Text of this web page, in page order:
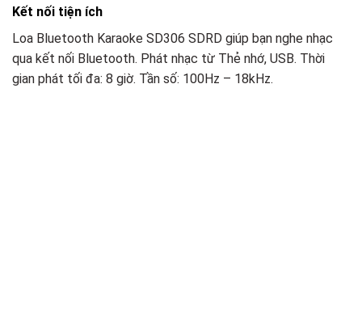
Kết nối tiện ích
Loa Bluetooth Karaoke SD306 SDRD giúp bạn nghe nhạc
qua kết nối Bluetooth. Phát nhạc từ Thẻ nhớ, USB. Thời
gian phát tối đa: 8 giờ. Tần số: 100Hz – 18kHz.